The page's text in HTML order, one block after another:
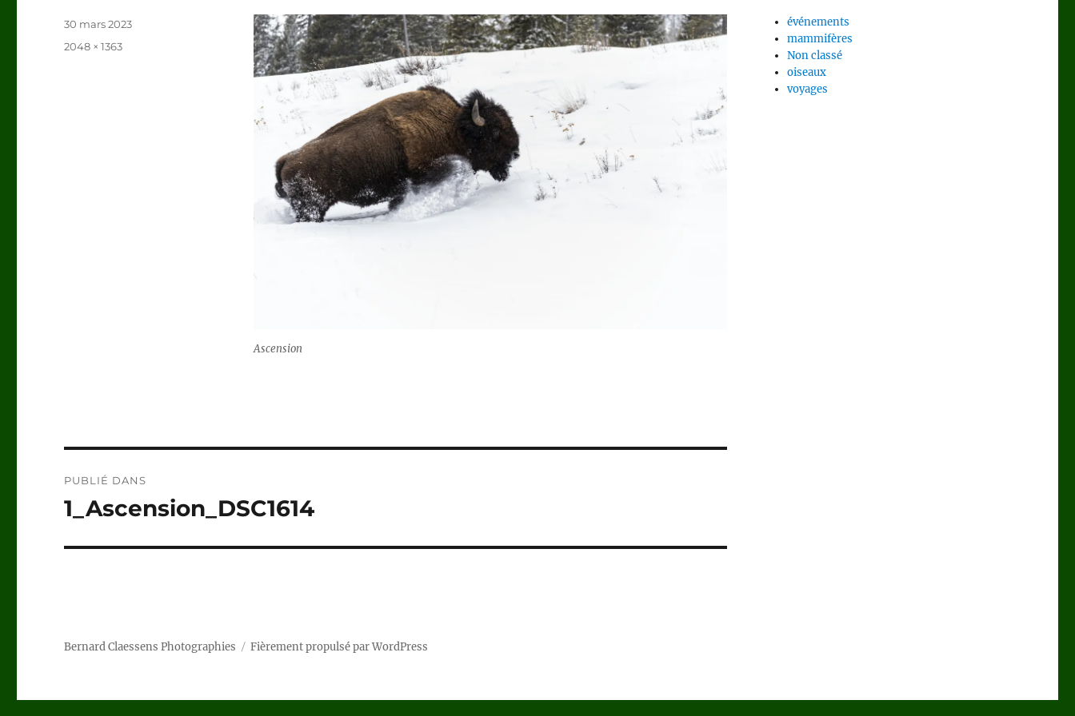
Ascension
Publié
30 mars 2023
Taille
2048 × 1363
de
PUBLIÉ DANS
1_Ascension_DSC1614
événements
mammifères
Non classé
oiseaux
voyages
Bernard Claessens Photographies Fièrement propulsé par WordPress